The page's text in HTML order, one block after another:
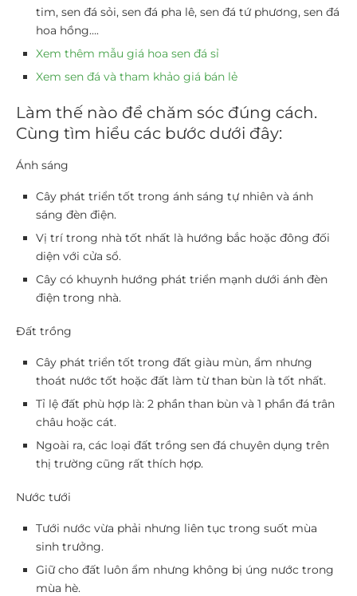
tim, sen đá sỏi, sen đá pha lê, sen đá tứ phương, sen đá
hoa hồng….
Xem thêm mẫu giá hoa sen đá sỉ
Xem sen đá và tham khảo giá bán lẻ
Làm thế nào để chăm sóc đúng cách.
Cùng tìm hiểu các bước dưới đây:
Ánh sáng
Cây phát triển tốt trong ánh sáng tự nhiên và ánh
sáng đèn điện.
Vị trí trong nhà tốt nhất là hướng bắc hoặc đông đối
diện với cửa sổ.
Cây có khuynh hướng phát triển mạnh dưới ánh đèn
điện trong nhà.
Đất trồng
Cây phát triển tốt trong đất giàu mùn, ẩm nhưng
thoát nước tốt hoặc đất làm từ than bùn là tốt nhất.
Tỉ lệ đất phù hợp là: 2 phần than bùn và 1 phần đá trân
châu hoặc cát.
Ngoài ra, các loại đất trồng sen đá chuyên dụng trên
thị trường cũng rất thích hợp.
Nước tưới
Tưới nước vừa phải nhưng liên tục trong suốt mùa
sinh trưởng.
Giữ cho đất luôn ẩm nhưng không bị úng nước trong
mùa hè.